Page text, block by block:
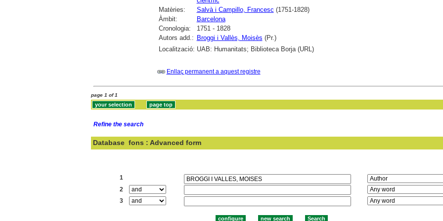
Matèries:
Salvà i Campillo, Francesc (1751-1828)
Àmbit:
Barcelona
Cronologia:
1751 - 1828
Autors add.: Broggi i Vallès, Moisès (Pr.)
Localització: UAB: Humanitats; Biblioteca Borja (URL)
Enllaç permanent a aquest registre
page 1 of 1
Refine the search
Database fons : Advanced form
1
2
3